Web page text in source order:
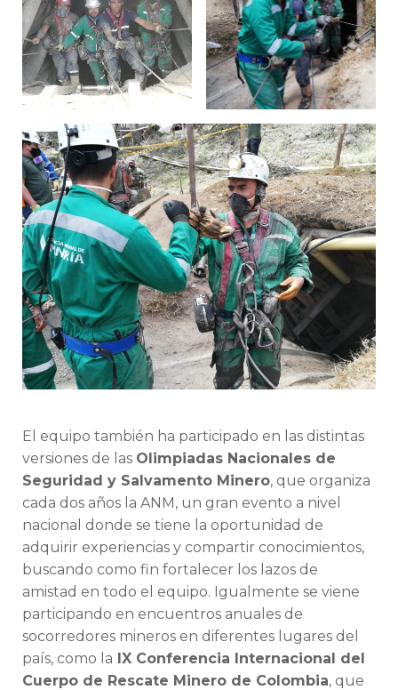
El equipo también ha participado en las distintas
versiones de las Olimpiadas Nacionales de
Seguridad y Salvamento Minero, que organiza
cada dos años la ANM, un gran evento a nivel
nacional donde se tiene la oportunidad de
adquirir experiencias y compartir conocimientos,
buscando como fin fortalecer los lazos de
amistad en todo el equipo. Igualmente se viene
participando en encuentros anuales de
socorredores mineros en diferentes lugares del
país, como la IX Conferencia Internacional del
Cuerpo de Rescate Minero de Colombia, que